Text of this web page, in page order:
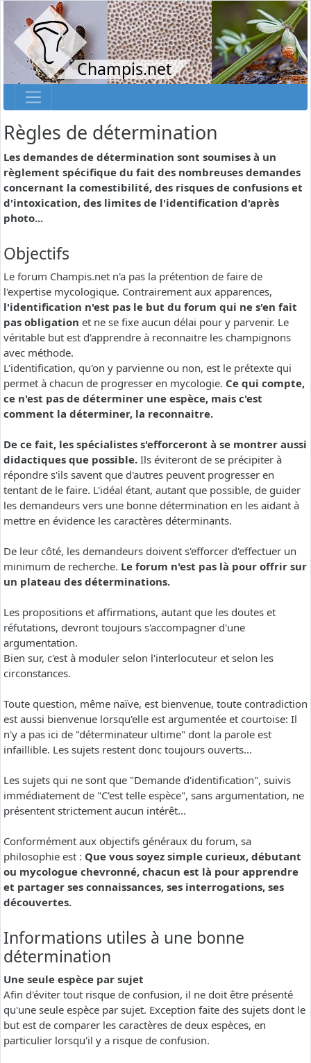
Champis.net
Règles de détermination
Les demandes de détermination sont soumises à un
règlement spécifique du fait des nombreuses demandes
concernant la comestibilité, des risques de confusions et
d'intoxication, des limites de l'identification d'après
photo...
Objectifs
Le forum Champis.net n'a pas la prétention de faire de
l'expertise mycologique. Contrairement aux apparences,
l'identification n'est pas le but du forum qui ne s'en fait
pas obligation et ne se fixe aucun délai pour y parvenir. Le
véritable but est d'apprendre à reconnaitre les champignons
avec méthode.
L'identification, qu'on y parvienne ou non, est le prétexte qui
permet à chacun de progresser en mycologie. Ce qui compte,
ce n'est pas de déterminer une espèce, mais c'est
comment la déterminer, la reconnaitre.
De ce fait, les spécialistes s'efforceront à se montrer aussi
didactiques que possible. Ils éviteront de se précipiter à
répondre s'ils savent que d'autres peuvent progresser en
tentant de le faire. L'idéal étant, autant que possible, de guider
les demandeurs vers une bonne détermination en les aidant à
mettre en évidence les caractères déterminants.
De leur côté, les demandeurs doivent s'efforcer d'effectuer un
minimum de recherche. Le forum n'est pas là pour offrir sur
un plateau des déterminations.
Les propositions et affirmations, autant que les doutes et
réfutations, devront toujours s'accompagner d'une
argumentation.
Bien sur, c'est à moduler selon l'interlocuteur et selon les
circonstances.
Toute question, même naïve, est bienvenue, toute contradiction
est aussi bienvenue lorsqu'elle est argumentée et courtoise: Il
n'y a pas ici de "déterminateur ultime" dont la parole est
infaillible. Les sujets restent donc toujours ouverts...
Les sujets qui ne sont que "Demande d'identification", suivis
immédiatement de "C'est telle espèce", sans argumentation, ne
présentent strictement aucun intérêt...
Conformément aux objectifs généraux du forum, sa
philosophie est : Que vous soyez simple curieux, débutant
ou mycologue chevronné, chacun est là pour apprendre
et partager ses connaissances, ses interrogations, ses
découvertes.
Informations utiles à une bonne
détermination
Une seule espèce par sujet
Afin d'éviter tout risque de confusion, il ne doit être présenté
qu'une seule espèce par sujet. Exception faite des sujets dont le
but est de comparer les caractères de deux espèces, en
particulier lorsqu'il y a risque de confusion.